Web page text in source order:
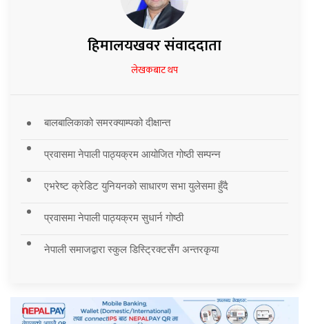
हिमालयखवर संवाददाता
लेखकबाट थप
बालबालिकाको समरक्याम्पको दीक्षान्त
प्रवासमा नेपाली पाठ्यक्रम आयोजित गोष्ठी सम्पन्न
एभरेष्ट क्रेडिट युनियनको साधारण सभा युलेसमा हुँदै
प्रवासमा नेपाली पाठ्यक्रम सुधार्न गोष्ठी
नेपाली समाजद्वारा स्कुल डिस्ट्रिक्टसँग अन्तरकृया